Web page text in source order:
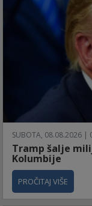
SUBOTA, 08.08.2026 |
Tramp šalje
Kolumbije
PROČITAJ VIŠE